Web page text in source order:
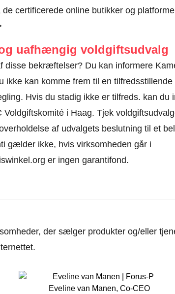
certificerede online butikker og
uafhængig voldgiftsudvalg
disse bekræftelser? Du kan informere
ikke kan komme frem til en tilfredsstillende
Hvis du stadig ikke er tilfreds. kan du
i Haag. Tjek
af udvalgets beslutning til et
gælder ikke, hvis virksomheden går i
er ingen garantifond.
der sælger produkter og/eller
Eveline van Manen, Co-CEO